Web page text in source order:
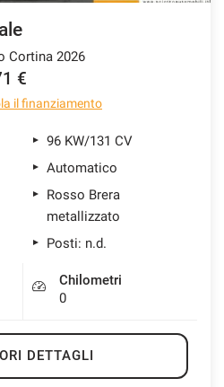
Cortina 2026
€
il finanziamento
96 KW/131 CV
Automatico
Rosso Brera
metallizzato
Posti: n.d.
Chilometri
0
DETTAGLI